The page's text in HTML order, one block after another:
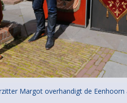
Margot overhandigt de Eenhoorn